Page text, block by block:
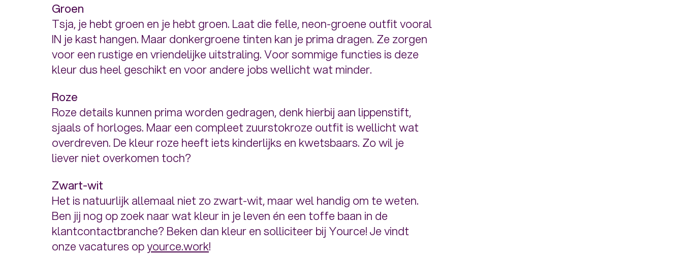
Groen
Tsja, je hebt groen en je hebt groen. Laat die felle, neon-groene outfit vooral
IN je kast hangen. Maar donkergroene tinten kan je prima dragen. Ze zorgen
voor een rustige en vriendelijke uitstraling. Voor sommige functies is deze
kleur dus heel geschikt en voor andere jobs wellicht wat minder.
Roze
Roze details kunnen prima worden gedragen, denk hierbij aan lippenstift,
sjaals of horloges. Maar een compleet zuurstokroze outfit is wellicht wat
overdreven. De kleur roze heeft iets kinderlijks en kwetsbaars. Zo wil je
liever niet overkomen toch?
Zwart-wit
Het is natuurlijk allemaal niet zo zwart-wit, maar wel handig om te weten.
Ben jij nog op zoek naar wat kleur in je leven én een toffe baan in de
klantcontactbranche? Beken dan kleur en solliciteer bij Yource! Je vindt
onze vacatures opyource.work!